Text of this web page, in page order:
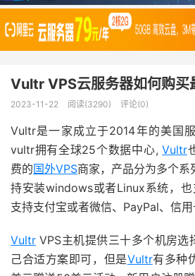
Vultr VPS云服务器如何购买
2023-11-22 阅读(3290) 评论(0)
Vultr是一家成立于2014年的美国
vultr拥有全球25个数据中心,Vultr
费的国外VPS商家，产品分为多个系
持安装windows或者Linux系统，也
支持支付宝或者微信、PayPal、信用
Vultr VPS主机提供三十多个机房选
己合适方案即可，但是Vultr有多种